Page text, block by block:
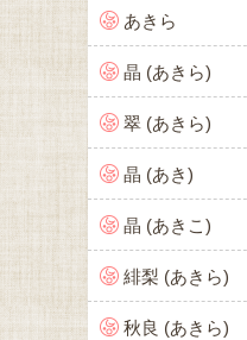
あきら
晶 (あきら)
翠 (あきら)
晶 (あき)
晶 (あきこ)
緋梨 (あきら)
秋良 (あきら)